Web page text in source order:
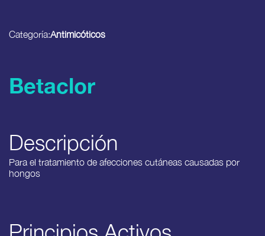
Categoría:Antimicóticos
Betaclor
Descripción
Para el tratamiento de afecciones cutáneas causadas por
hongos